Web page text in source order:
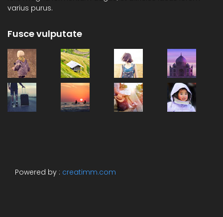
varius purus.
Fusce vulputate
Powered by : creatimm.com